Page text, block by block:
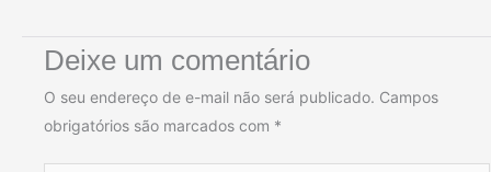
Deixe um comentário
O seu endereço de e-mail não será publicado. Campos
obrigatórios são marcados com *